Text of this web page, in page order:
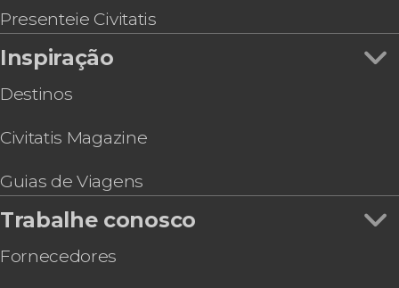
Passeio de cavalo pelo lago Escondido
Trilha até o glaciar Ojo del Albino
Trilha ao entardecer pelo Monte Susana
Presenteie Civitatis
Inspiração
Destinos
Civitatis Magazine
Guias de Viagens
Trabalhe conosco
Fornecedores